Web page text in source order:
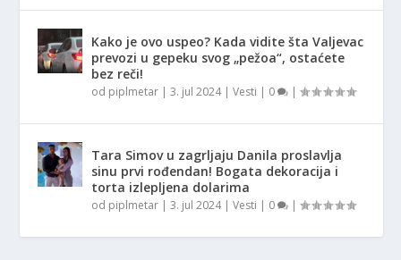
Kako je ovo uspeo? Kada vidite šta Valjevac
prevozi u gepeku svog „pežoa“, ostaćete
bez reči!
od piplmetar |3. jul 2024|Vesti | 0 |
Tara Simov u zagrljaju Danila proslavlja
sinu prvi rođendan! Bogata dekoracija i
torta izlepljena dolarima
od piplmetar |3. jul 2024|Vesti | 0 |